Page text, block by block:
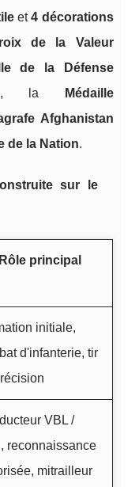
et4 décorations
de la Valeur
de la Défense
, la
Médaille
Afghanistan
de la Nation.
sur le
Rôle principal
initiale,
d'infanterie, tir
VBL /
reconnaissance
mitrailleur